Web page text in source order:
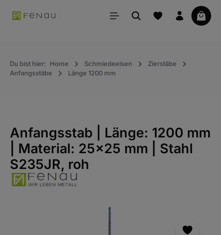
springen
Du bist hier: Home Schmiedeeisen
Zierstäbe
Anfangsstäbe
Länge 1200 mm
Anfangsstab | Länge: 1200 mm
| Material: 25x25 mm | Stahl
S235JR, roh